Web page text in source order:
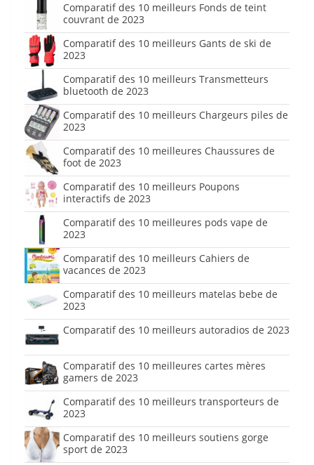
Comparatif des 10 meilleurs Fonds de teint
couvrant de 2023
Comparatif des 10 meilleurs Gants de ski de
2023
Comparatif des 10 meilleurs Transmetteurs
bluetooth de 2023
Comparatif des 10 meilleurs Chargeurs piles de
2023
Comparatif des 10 meilleures Chaussures de
foot de 2023
Comparatif des 10 meilleurs Poupons
interactifs de 2023
Comparatif des 10 meilleures pods vape de
2023
Comparatif des 10 meilleurs Cahiers de
vacances de 2023
Comparatif des 10 meilleurs matelas bebe de
2023
Comparatif des 10 meilleurs autoradios de 2023
Comparatif des 10 meilleures cartes mères
gamers de 2023
Comparatif des 10 meilleurs transporteurs de
2023
Comparatif des 10 meilleurs soutiens gorge
sport de 2023